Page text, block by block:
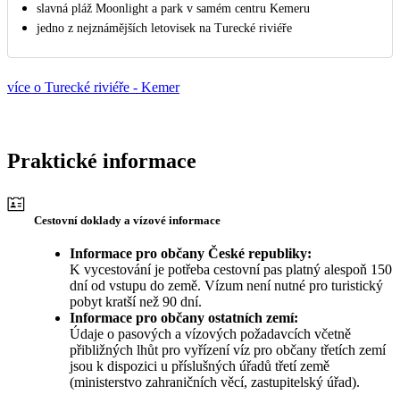
slavná pláž Moonlight a park v samém centru Kemeru
jedno z nejznámějších letovisek na Turecké riviéře
více o Turecké riviéře - Kemer
Praktické informace
Cestovní doklady a vízové informace
Informace pro občany České republiky:
K vycestování je potřeba cestovní pas platný alespoň 150
dní od vstupu do země. Vízum není nutné pro turistický
pobyt kratší než 90 dní.
Informace pro občany ostatních zemí:
Údaje o pasových a vízových požadavcích včetně
přibližných lhůt pro vyřízení víz pro občany třetích zemí
jsou k dispozici u příslušných úřadů třetí země
(ministerstvo zahraničních věcí, zastupitelský úřad).